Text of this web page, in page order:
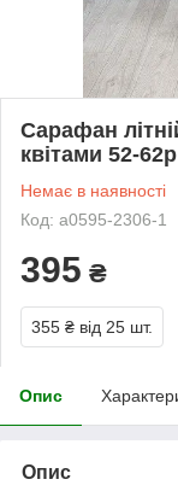
Сарафан
квітами 52-62р
Немає в наявності
Код: а0595-2306-1
395 ₴
355 ₴ від 25 шт.
Опис
Опис